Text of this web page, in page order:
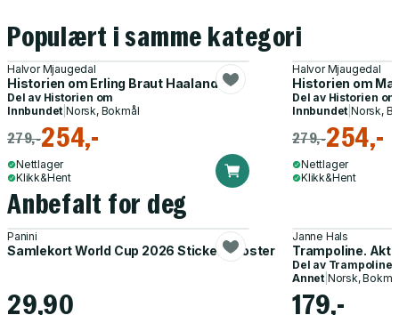
Populært i samme kategori
Halvor Mjaugedal
Historien om Erling Braut Haaland
Del av Historien om
Innbundet |Norsk, Bokmål
279,-254,-
Nettlager
Klikk&Hent
Halvor Mjaugedal
Historien om
Del av Historien om
Innbundet Norsk,
279,-254,-
Nettlager
Klikk&Hent
Anbefalt for deg
Panini
Samlekort World Cup 2026 Sticker Booster
29,90
Janne Hals
Trampoline.
Del av Trampoline
Annet| Norsk,
179,-